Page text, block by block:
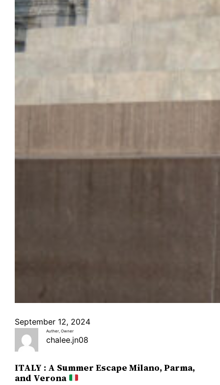
September 12, 2024
Auther, Owner
chalee.jn08
ITALY : A Summer Escape Milano, Parma,
and Verona